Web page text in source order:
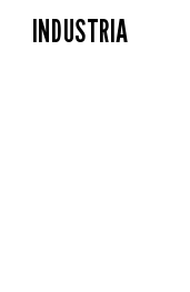
INDUSTRIA